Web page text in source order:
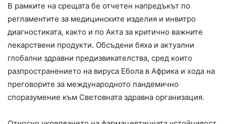
В рамките на срещата бе отчетен напредъкът по
регламентите за медицинските изделия и инвитро
диагностиката, както и по Акта за критично важните
лекарствени продукти. Обсъдени бяха и актуални
глобални здравни предизвикателства, сред които
разпространението на вируса Ебола в Африка и хода на
преговорите за международното пандемично
споразумение към Световната здравна организация.